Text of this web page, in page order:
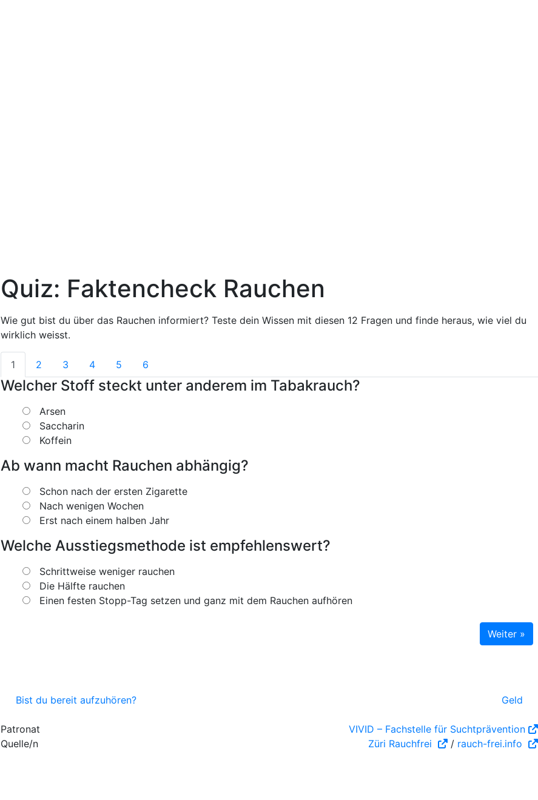
Quiz: Faktencheck Rauchen
Wie gut bist du über das Rauchen informiert? Teste dein Wissen mit diesen 12 Fragen und finde heraus, wie viel du
wirklich weisst.
1 2 3 4 5 6
Welcher Stoff steckt unter anderem im Tabakrauch?
Arsen
Saccharin
Koffein
Ab wann macht Rauchen abhängig?
Schon nach der ersten Zigarette
Nach wenigen Wochen
Erst nach einem halben Jahr
Welche Ausstiegsmethode ist empfehlenswert?
Schrittweise weniger rauchen
Die Hälfte rauchen
Einen festen Stopp-Tag setzen und ganz mit dem Rauchen aufhören
Weiter »
Bist du bereit aufzuhören? Geld
Patronat
VIVID – Fachstelle für Suchtprävention
Quelle/n
Züri Rauchfrei / rauch-frei.info